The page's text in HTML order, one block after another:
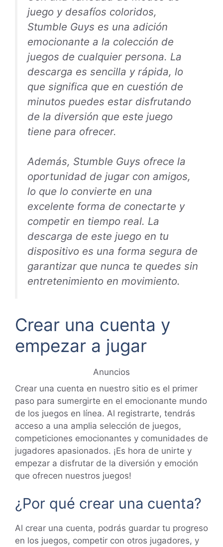
juego y desafíos coloridos,
Stumble Guys es una adición
emocionante a la colección de
juegos de cualquier persona. La
descarga es sencilla y rápida, lo
que significa que en cuestión de
minutos puedes estar disfrutando
de la diversión que este juego
tiene para ofrecer.
Además, Stumble Guys ofrece la
oportunidad de jugar con amigos,
lo que lo convierte en una
excelente forma de conectarte y
competir en tiempo real. La
descarga de este juego en tu
dispositivo es una forma segura de
garantizar que nunca te quedes sin
entretenimiento en movimiento.
Crear una cuenta y
empezar a jugar
Anuncios
Crear una cuenta en nuestro sitio es el primer
paso para sumergirte en el emocionante mundo
de los juegos en línea. Al registrarte, tendrás
acceso a una amplia selección de juegos,
competiciones emocionantes y comunidades de
jugadores apasionados. ¡Es hora de unirte y
empezar a disfrutar de la diversión y emoción
que ofrecen nuestros juegos!
¿Por qué crear una cuenta?
Al crear una cuenta, podrás guardar tu progreso
en los juegos, competir con otros jugadores, y